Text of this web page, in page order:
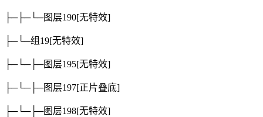
├─├─└─图层190[无特效]
├─└─组19[无特效]
├─└─├─图层195[无特效]
├─└─├─图层197[正片叠底]
├─└─├─图层198[无特效]